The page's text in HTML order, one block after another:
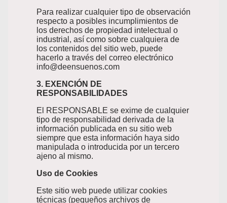
Para realizar cualquier tipo de observación
respecto a posibles incumplimientos de
los derechos de propiedad intelectual o
industrial, así como sobre cualquiera de
los contenidos del sitio web, puede
hacerlo a través del correo electrónico
info@deensuenos.com
3. EXENCIÓN DE
RESPONSABILIDADES
El RESPONSABLE se exime de cualquier
tipo de responsabilidad derivada de la
información publicada en su sitio web
siempre que esta información haya sido
manipulada o introducida por un tercero
ajeno al mismo.
Uso de Cookies
Este sitio web puede utilizar cookies
técnicas (pequeños archivos de